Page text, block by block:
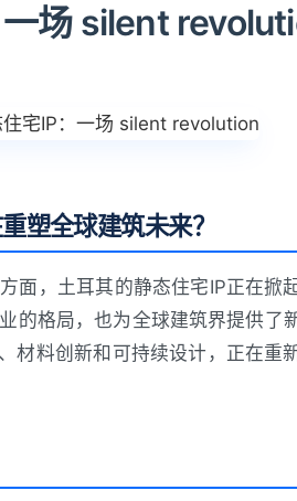
场 silent
塑全球建筑未来？
面，土耳其的静态住宅IP正在掀
的格局，也为全球建筑界提供了
材料创新和可持续设计，正在重